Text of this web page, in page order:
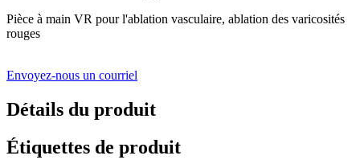
Pièce à main VR pour l'ablation vasculaire, ablation des varicosités
rouges
Envoyez-nous un courriel
Détails du produit
Étiquettes de produit